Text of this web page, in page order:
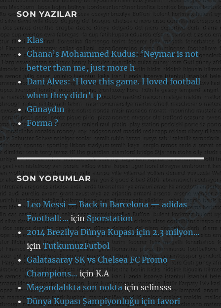
SON YAZILAR
Klas
Ghana’s Mohammed Kudus: ‘Neymar is not
better than me, just more h
Dani Alves: ‘I love this game. I loved football
when they didn’t p
Günaydın
Forma ?
SON YORUMLAR
Leo Messi — Back in Barcelona — adidas
Football:… içinSporstation
2014 Brezilya Dünya Kupası için 2.3 milyon…
içinTutkumuzFutbol
Galatasaray SK vs Chelsea FC Promo –
Champions… içinK.A
Magandalıkta son nokta içinselinsss
Dünya Kupası Şampiyonluğu için favori